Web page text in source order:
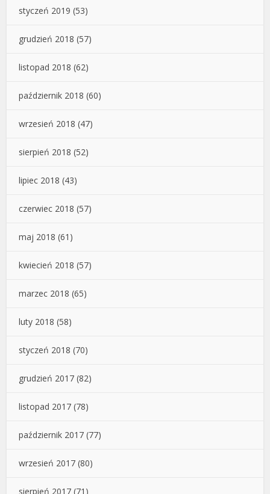
styczeń 2019 (53)
grudzień 2018 (57)
listopad 2018 (62)
październik 2018 (60)
wrzesień 2018 (47)
sierpień 2018 (52)
lipiec 2018 (43)
czerwiec 2018 (57)
maj 2018 (61)
kwiecień 2018 (57)
marzec 2018 (65)
luty 2018 (58)
styczeń 2018 (70)
grudzień 2017 (82)
listopad 2017 (78)
październik 2017 (77)
wrzesień 2017 (80)
sierpień 2017 (71)